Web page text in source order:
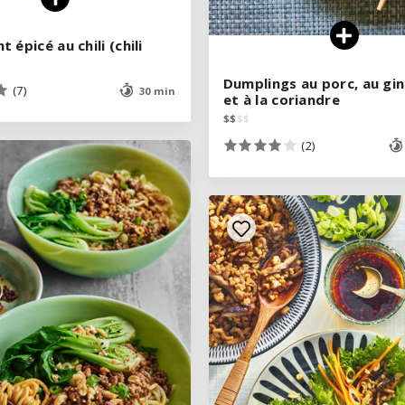
épicé au chili (chili
(7) 30 min
épicé au chili (chili
(7) 30 min
VOIR LA RECETTE
Dumplings au porc, au
et à la coriandre
$$ $$
(2)
Dumplings au porc, au
et à la coriandre
$$ $$
(2)
VOIR LA RECETTE